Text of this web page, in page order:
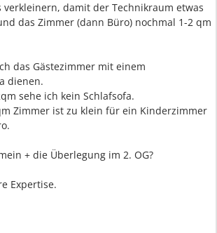
verkleinern, damit der Technikraum etwas
das Zimmer (dann Büro) nochmal 1-2 qm
das Gästezimmer mit einem
dienen.
sehe ich kein Schlafsofa.
Zimmer ist zu klein für ein Kinderzimmer
+ die Überlegung im 2. OG?
Expertise.